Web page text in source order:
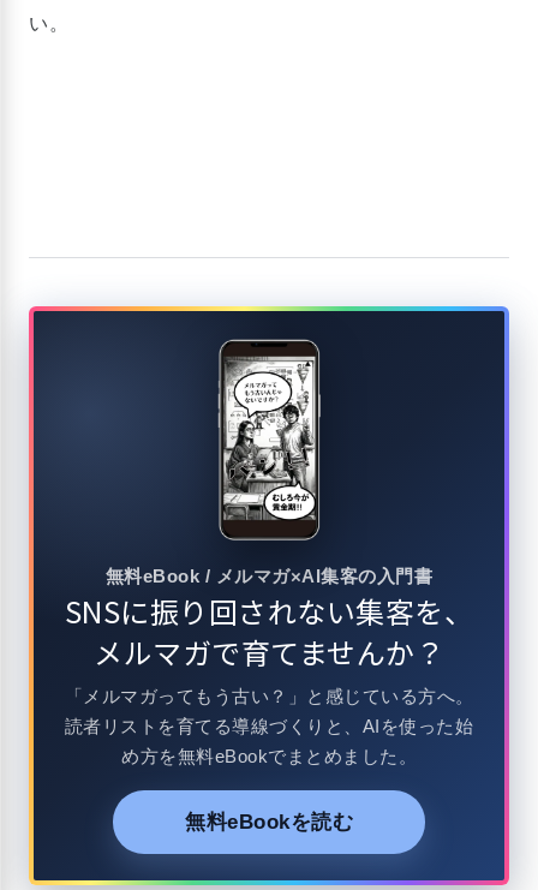
い。
無料eBook / メルマガ×AI集客の入門書
SNSに振り回されない集客を、
メルマガで育てませんか？
「メルマガってもう古い？」と感じている方へ。
読者リストを育てる導線づくりと、AIを使った始
め方を無料eBookでまとめました。
無料eBookを読む